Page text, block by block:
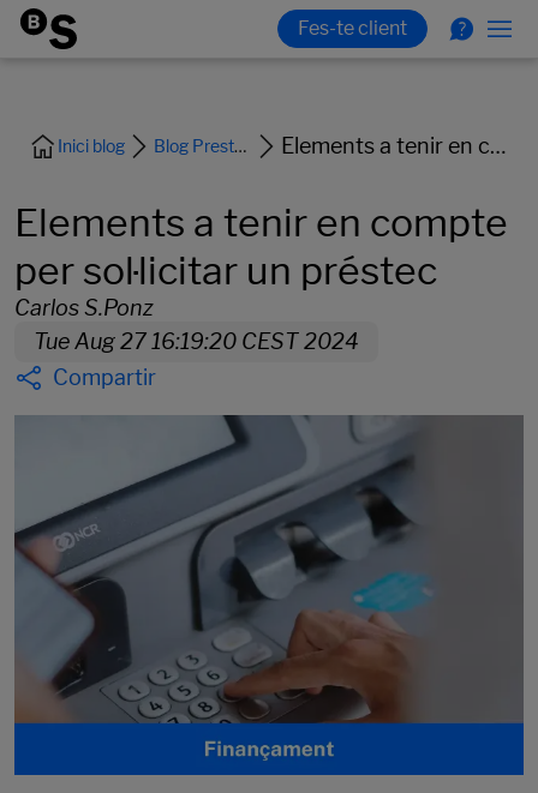
Inici blog Blog Prestem i Finançament Elements a tenir en compte per sol·licitar un préstec
Elements a tenir en compte
per sol·licitar un préstec
Carlos S.Ponz
Tue Aug 27 16:19:20 CEST 2024
Compartir